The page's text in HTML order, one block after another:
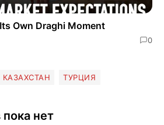
Own Draghi Moment
0
КАЗАХСТАН ТУРЦИЯ
нет